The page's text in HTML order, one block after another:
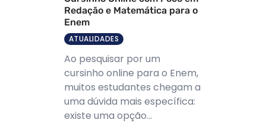
Redação e Matemática para o
Enem
ATUALIDADES
Ao pesquisar por um
cursinho online para o Enem,
muitos estudantes chegam a
uma dúvida mais específica:
existe uma opção...